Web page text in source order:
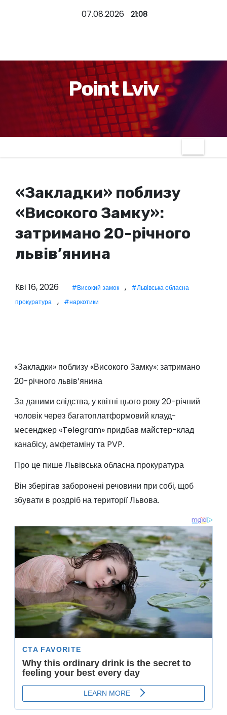
й
к
07.08.2026 21:08
Point Lviv
«Закладки» поблизу
«Високого Замку»:
затримано 20-річного
львів’янина
Кві 16, 2026 #Високий замок ,
#Львівська обласна
прокуратура
, #наркотики
«Закладки» поблизу «Високого Замку»: затримано
20-річного львів’янина
За даними слідства, у квітні цього року 20-річний
чоловік через багатоплатформовий клауд-
месенджер «Telegram» придбав майстер-клад
канабісу, амфетаміну та PVP.
Про це пише Львівська обласна прокуратура
Він зберігав заборонені речовини при собі, щоб
збувати в роздріб на території Львова.